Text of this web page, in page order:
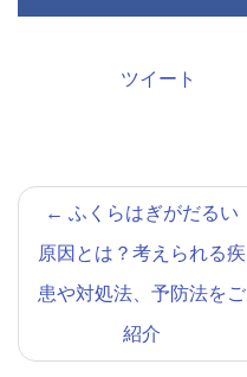
ツイート
← ふくらはぎがだるい
原因とは？考えられる疾
患や対処法、予防法をご
紹介